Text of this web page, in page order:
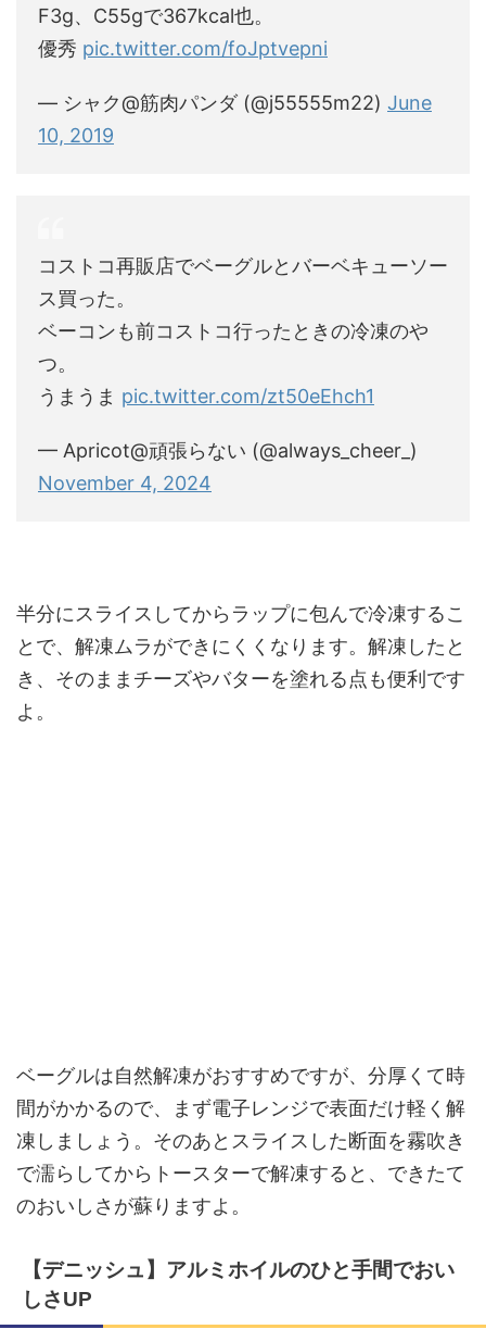
F3g、C55gで367kcal也。
優秀 pic.twitter.com/foJptvepni
— シャク@筋肉パンダ (@j55555m22) June
10, 2019
コストコ再販店でベーグルとバーベキューソー
ス買った。
ベーコンも前コストコ行ったときの冷凍のや
つ。
うまうま pic.twitter.com/zt50eEhch1
— Apricot@頑張らない (@always_cheer_)
November 4, 2024
半分にスライスしてからラップに包んで冷凍するこ
とで、解凍ムラができにくくなります。解凍したと
き、そのままチーズやバターを塗れる点も便利です
よ。
ベーグルは自然解凍がおすすめですが、分厚くて時
間がかかるので、まず電子レンジで表面だけ軽く解
凍しましょう。そのあとスライスした断面を霧吹き
で濡らしてからトースターで解凍すると、できたて
のおいしさが蘇りますよ。
【デニッシュ】アルミホイルのひと手間でおい
しさUP